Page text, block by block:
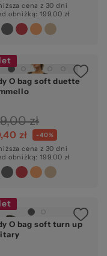
cena z 30 dni
obniżką: 199,00 zł
O bag soft duette
zł
zł -40%
cena z 30 dni
obniżką: 199,00 zł
O bag soft turn up